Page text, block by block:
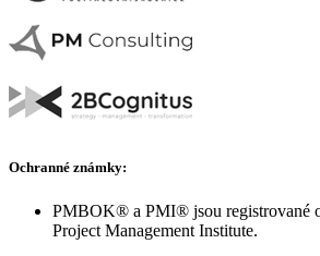
Ochranné známky:
PMBOK® a PMI® jsou registrované
Project Management Institute.